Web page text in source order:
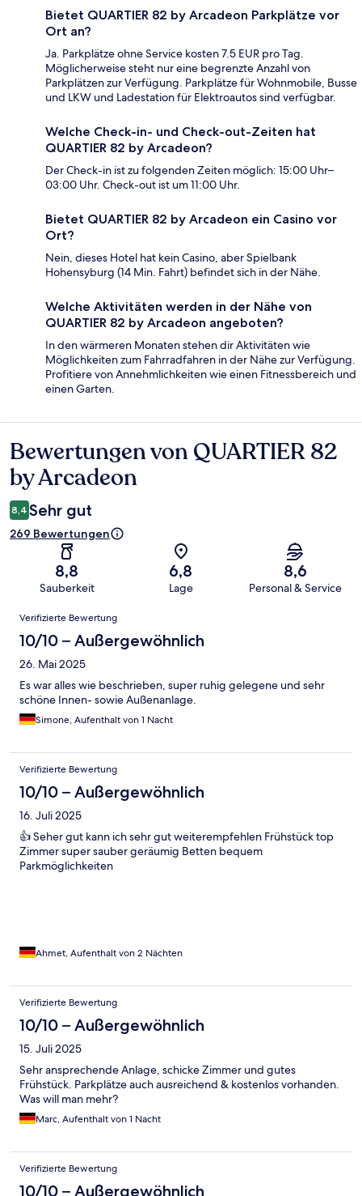
Bietet QUARTIER 82 by Arcadeon Parkplätze vor
Ort an?
Ja. Parkplätze ohne Service kosten 7.5 EUR pro Tag.
Möglicherweise steht nur eine begrenzte Anzahl von
Parkplätzen zur Verfügung. Parkplätze für Wohnmobile, Busse
und LKW und Ladestation für Elektroautos sind verfügbar.
Welche Check-in- und Check-out-Zeiten hat
QUARTIER 82 by Arcadeon?
Der Check-in ist zu folgenden Zeiten möglich: 15:00 Uhr–
03:00 Uhr. Check-out ist um 11:00 Uhr.
Bietet QUARTIER 82 by Arcadeon ein Casino vor
Ort?
Nein, dieses Hotel hat kein Casino, aber Spielbank
Hohensyburg (14 Min. Fahrt) befindet sich in der Nähe.
Welche Aktivitäten werden in der Nähe von
QUARTIER 82 by Arcadeon angeboten?
In den wärmeren Monaten stehen dir Aktivitäten wie
Möglichkeiten zum Fahrradfahren in der Nähe zur Verfügung.
Profitiere von Annehmlichkeiten wie einen Fitnessbereich und
einen Garten.
Bewertungen
Bewertungen von QUARTIER 82
by Arcadeon
8,4 Sehr gut
269 Bewertungen
8,8
Sauberkeit
6,8
Lage
8,6
Personal & Service
Bewertungen
Verifizierte Bewertung
10/10 – Außergewöhnlich
26. Mai 2025
Es war alles wie beschrieben, super ruhig gelegene und sehr
schöne Innen- sowie Außenanlage.
Simone, Aufenthalt von 1 Nacht
Verifizierte Bewertung
10/10 – Außergewöhnlich
16. Juli 2025
👍 Seher gut kann ich sehr gut weiterempfehlen Frühstück top
Zimmer super sauber geräumig Betten bequem
Parkmöglichkeiten
Ahmet, Aufenthalt von 2 Nächten
Verifizierte Bewertung
10/10 – Außergewöhnlich
15. Juli 2025
Sehr ansprechende Anlage, schicke Zimmer und gutes
Frühstück. Parkplätze auch ausreichend & kostenlos vorhanden.
Was will man mehr?
Marc, Aufenthalt von 1 Nacht
Verifizierte Bewertung
10/10 – Außergewöhnlich